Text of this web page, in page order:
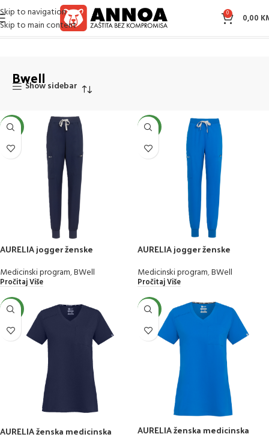
Skip to navigation
Skip to main content
0 0,00
Početna Bwell
Bwell
Show sidebar
NEW
AURELIA jogger ženske
Medicinski program,BWell
Pročitaj Više
NEW
AURELIA jogger ženske
Medicinski program,BWell
Pročitaj Više
NEW
AURELIA ženska medicinska
NEW
AURELIA ženska medicinska